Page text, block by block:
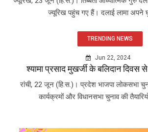
ज्यूरिख पहुंच गए हैं। दलाई लामा अपने
TRENDING NEWS
Jun 22, 2024
श्यामा प्रसाद मुखर्जी के बलिदान दिवस
रांची, 22 जून (हि.स.)। प्रदेश भाजपा लोकसभा
कार्यक्रमों और विधानसभा चुनाव की